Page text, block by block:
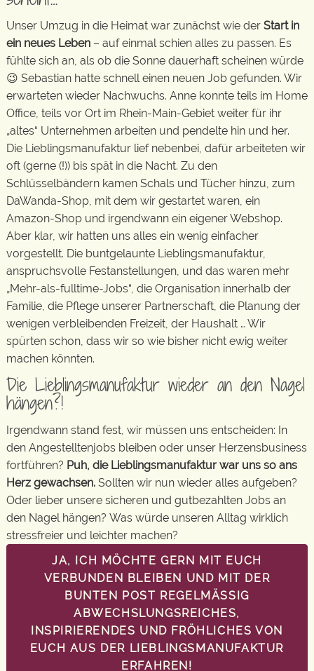
Unser Umzug in die Heimat war zunächst wie der Start in
ein neues Leben – auf einmal schien alles zu passen. Es
fühlte sich an, als ob die Sonne dauerhaft scheinen würde
😉 Sebastian hatte schnell einen neuen Job gefunden. Wir
erwarteten wieder Nachwuchs. Anne konnte teils im Home
Office, teils vor Ort im Rhein-Main-Gebiet weiter für ihr
„altes“ Unternehmen arbeiten und pendelte hin und her.
Die Lieblingsmanufaktur lief nebenbei, dafür arbeiteten wir
oft (gerne (!)) bis spät in die Nacht. Zu den
Schlüsselbändern kamen Schals und Tücher hinzu, zum
DaWanda-Shop, mit dem wir gestartet waren, ein
Amazon-Shop und irgendwann ein eigener Webshop.
Aber klar, wir hatten uns alles ein wenig einfacher
vorgestellt. Die buntgelaunte Lieblingsmanufaktur,
anspruchsvolle Festanstellungen, und das waren mehr
„Mehr-als-fulltime-Jobs“, die Organisation innerhalb der
Familie, die Pflege unserer Partnerschaft, die Planung der
wenigen verbleibenden Freizeit, der Haushalt … Wir
spürten schon, dass wir so wie bisher nicht ewig weiter
machen könnten.
Die Lieblingsmanufaktur wieder an den Nagel
hängen?!
Irgendwann stand fest, wir müssen uns entscheiden: In
den Angestelltenjobs bleiben oder unser Herzensbusiness
fortführen? Puh, die Lieblingsmanufaktur war uns so ans
Herz gewachsen. Sollten wir nun wieder alles aufgeben?
Oder lieber unsere sicheren und gutbezahlten Jobs an
den Nagel hängen? Was würde unseren Alltag wirklich
stressfreier und leichter machen?
JA, ICH MÖCHTE GERN MIT EUCH
VERBUNDEN BLEIBEN UND MIT DER
BUNTEN POST REGELMÄSSIG A
BWECHSLUNGSREICHES, I
NSPIRIERENDES UND FRÖHLICHES VON E
UCH AUS DER LIEBLINGSMANUFAKTUR E
RFAHREN!